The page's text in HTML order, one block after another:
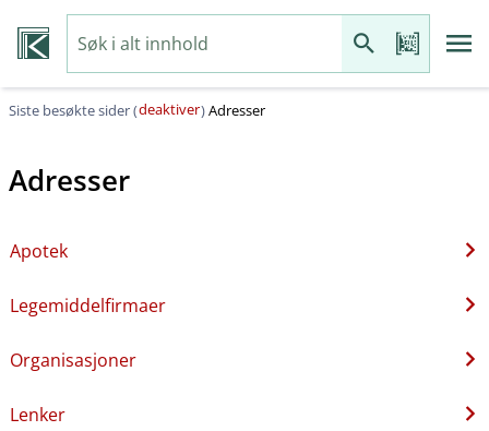
Siste besøkte sider (deaktiver)Adresser
Adresser
Apotek
Legemiddelfirmaer
Organisasjoner
Lenker